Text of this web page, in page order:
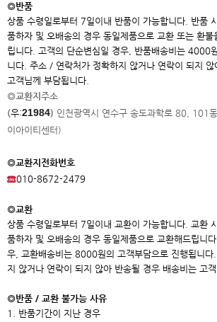
◎반품
상품 수령일로부터 7일이내 반품이 가능합니다. 반품
품하자 및 오배송의 경우 동일제품으로 교환 또는 환
립니다. 고객의 단순변심일 경우, 반품배송비는 4000
니다. 주소 / 연락처가 정확하지 않거나 연락이 되지
고객님께 부담됩니다.
◎교환지주소
(우:21984) 인천광역시 연수구 송도과학로 80, 101
이아이 티센터)
◎교환지전화번호
010-8672-2479
◎교환
상품 수령일로부터 7일이내 교환이 가능합니다. 교환
품하자 및 오배송의 경우 동일제품으로 교환해드립니
우, 교환배송비는 8000원의 고객부담으로 진행됩니
지 않거나 연락이 되지 않아 반송될 경우 배송비는 고
◎반품 / 교환 불가능 사유
1. 반품기간이 지난 경우